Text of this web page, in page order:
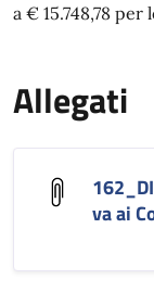
a € 15.748,78
Allegati
va ai